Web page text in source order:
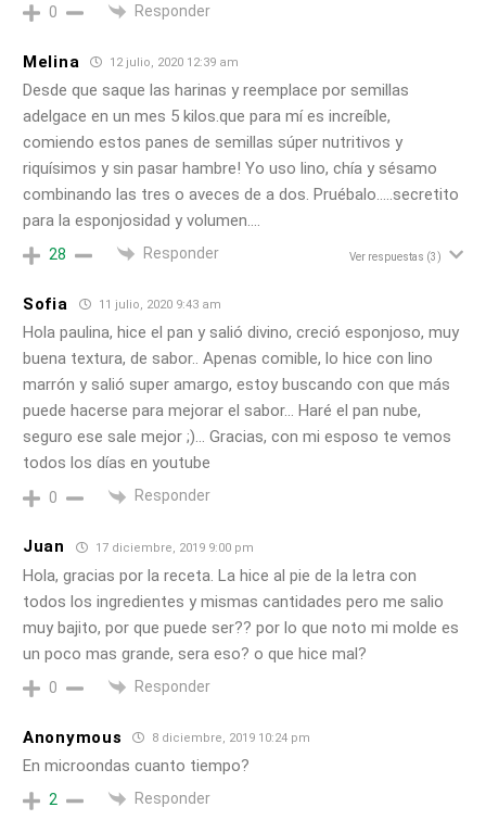
0 Responder
Melina 12 julio, 2020 12:39 am
Desde que saque las harinas y reemplace por semillas
adelgace en un mes 5 kilos.que para mí es increíble,
comiendo estos panes de semillas súper nutritivos y
riquísimos y sin pasar hambre! Yo uso lino, chía y sésamo
combinando las tres o aveces de a dos. Pruébalo…..secretito
para la esponjosidad y volumen….
28 Responder Ver respuestas (3)
Sofia 11 julio, 2020 9:43 am
Hola paulina, hice el pan y salió divino, creció esponjoso, muy
buena textura, de sabor.. Apenas comible, lo hice con lino
marrón y salió super amargo, estoy buscando con que más
puede hacerse para mejorar el sabor… Haré el pan nube,
seguro ese sale mejor ;)… Gracias, con mi esposo te vemos
todos los días en youtube
0 Responder
Juan 17 diciembre, 2019 9:00 pm
Hola, gracias por la receta. La hice al pie de la letra con
todos los ingredientes y mismas cantidades pero me salio
muy bajito, por que puede ser?? por lo que noto mi molde es
un poco mas grande, sera eso? o que hice mal?
0 Responder
Anonymous 8 diciembre, 2019 10:24 pm
En microondas cuanto tiempo?
2 Responder